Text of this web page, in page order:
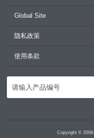
Global Site
隐私政策
使用条款
Copyright ©